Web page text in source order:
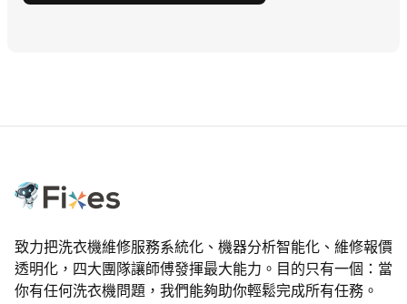
致力把洗衣機維修服務系統化、機器分析智能化、維修報價
透明化，四大團隊讓師傅發揮最大能力。目的只有一個：當
你有任何洗衣機問題，我們能夠助你輕鬆完成所有任務。